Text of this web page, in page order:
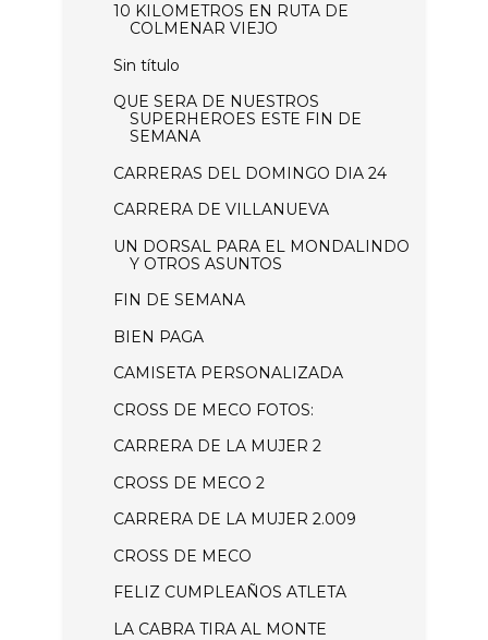
10 KILOMETROS EN RUTA DE
COLMENAR VIEJO
Sin título
QUE SERA DE NUESTROS
SUPERHEROES ESTE FIN DE
SEMANA
CARRERAS DEL DOMINGO DIA 24
CARRERA DE VILLANUEVA
UN DORSAL PARA EL MONDALINDO
Y OTROS ASUNTOS
FIN DE SEMANA
BIEN PAGA
CAMISETA PERSONALIZADA
CROSS DE MECO FOTOS:
CARRERA DE LA MUJER 2
CROSS DE MECO 2
CARRERA DE LA MUJER 2.009
CROSS DE MECO
FELIZ CUMPLEAÑOS ATLETA
LA CABRA TIRA AL MONTE